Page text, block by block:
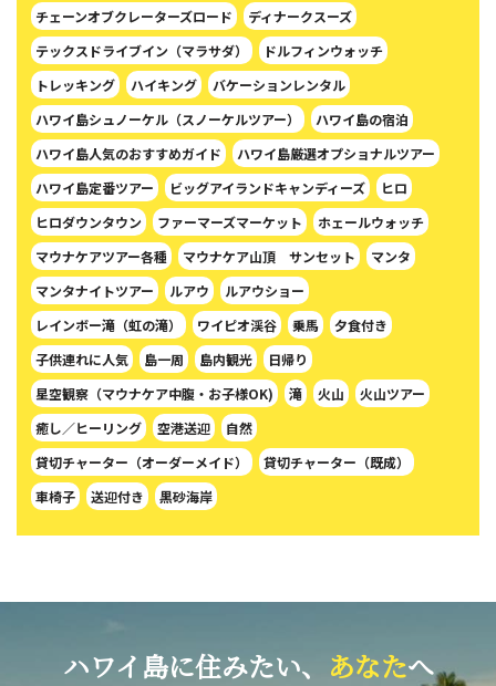
チェーンオブクレーターズロード
ディナークスーズ
テックスドライブイン（マラサダ）
ドルフィンウォッチ
トレッキング
ハイキング
バケーションレンタル
ハワイ島シュノーケル（スノーケルツアー）
ハワイ島の宿泊
ハワイ島人気のおすすめガイド
ハワイ島厳選オプショナルツアー
ハワイ島定番ツアー
ビッグアイランドキャンディーズ
ヒロ
ヒロダウンタウン
ファーマーズマーケット
ホェールウォッチ
マウナケアツアー各種
マウナケア山頂 サンセット
マンタ
マンタナイトツアー
ルアウ
ルアウショー
レインボー滝（虹の滝）
ワイピオ渓谷 乗馬
夕食付き
子供連れに人気
島一周 島内観光
日帰り
星空観察（マウナケア中腹・お子様OK)
滝 火山
火山ツアー
癒し／ヒーリング
空港送迎
自然
貸切チャーター（オーダーメイド）
貸切チャーター（既成）
車椅子
送迎付き 黒砂海岸
ハワイ島に住みたい、 あなたへ